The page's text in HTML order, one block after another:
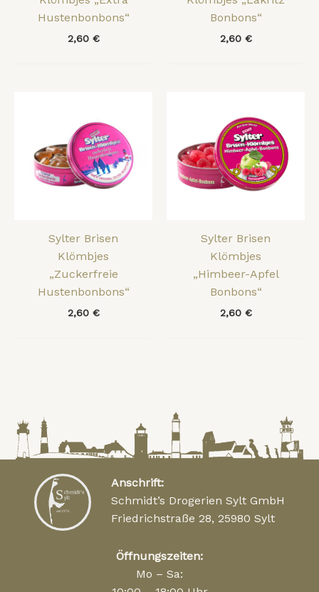
Hustenbonbons“
2,60 €
Bonbons“
2,60 €
Sylter Brisen
Klömbjes
„Zuckerfreie
Hustenbonbons“
2,60 €
Sylter Brisen
Klömbjes
„Himbeer-Apfel
Bonbons“
2,60 €
Anschrift:
Schmidt’s Drogerien Sylt GmbH
Friedrichstraße 28, 25980 Sylt
Öffnungszeiten:
Mo – Sa: